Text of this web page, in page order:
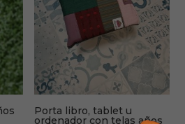
Porta libro, tablet u
ordenador con telas años